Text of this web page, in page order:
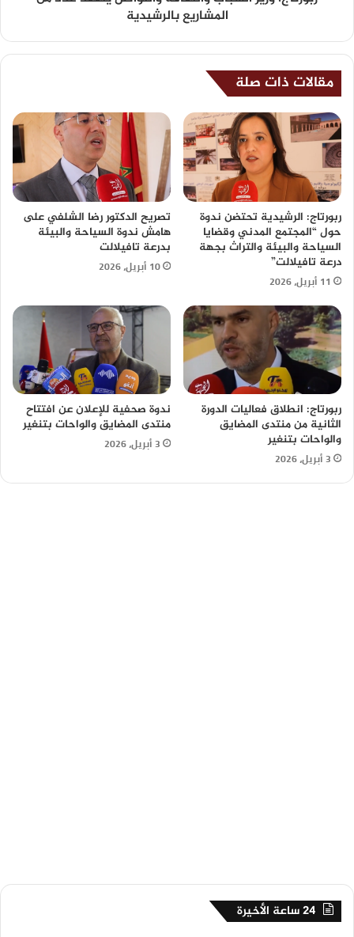
المشاريع بالرشيدية
مقالات ذات صلة
ربورتاج: الرشيدية تحتضن ندوة
حول “المجتمع المدني وقضايا
السياحة والبيئة والتراث بجهة
درعة تافيلالت”
11 أبريل، 2026
تصريح الدكتور رضا الشلفي على
هامش ندوة السياحة والبيئة
بدرعة تافيلالت
10 أبريل، 2026
ربورتاج: انطلاق فعاليات الدورة
الثانية من منتدى المضايق
والواحات بتنغير
3 أبريل، 2026
ندوة صحفية للإعلان عن افتتاح
منتدى المضايق والواحات بتنغير
3 أبريل، 2026
24 ساعة الأخيرة